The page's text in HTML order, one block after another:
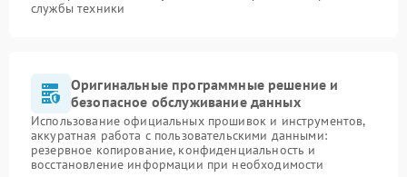
службы техники
Оригинальные программные решение и
безопасное обслуживание данных
Использование официальных прошивок и инструментов,
аккуратная работа с пользовательскими данными:
резервное копирование, конфиденциальность и
восстановление информации при необходимости